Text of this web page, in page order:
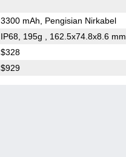
3300 mAh, Pengisian Nirkabel
IP68, 195g , 162.5x74.8x8.6 mm
$328
$929